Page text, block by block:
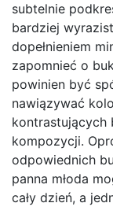
subtelnie
bardziej
dopełnieniem
zapomnieć o
powinien być
nawiązywać
kontrastujących
kompozycji.
odpowiednich
panna młoda
cały dzień, a